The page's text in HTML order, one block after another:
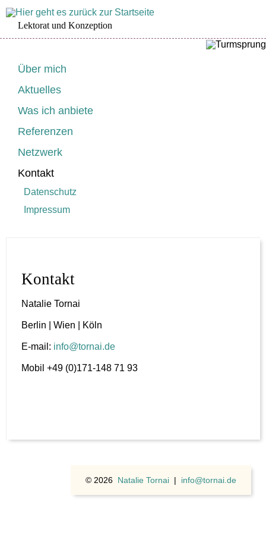
Lektorat und Konzeption
Navigation
Über mich
Aktuelles
Was ich anbiete
Referenzen
Netzwerk
Kontakt
Datenschutz
Impressum
Kontakt
Natalie Tornai
Berlin | Wien | Köln
E-mail: info@tornai.de
Mobil +49 (0)171-148 71 93
© 2026 Natalie Tornai | info@tornai.de